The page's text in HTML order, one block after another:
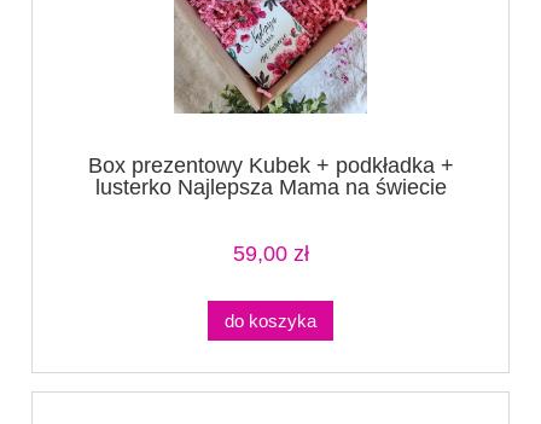
Box prezentowy Kubek + podkładka +
lusterko Najlepsza Mama na świecie
59,00 zł
do koszyka